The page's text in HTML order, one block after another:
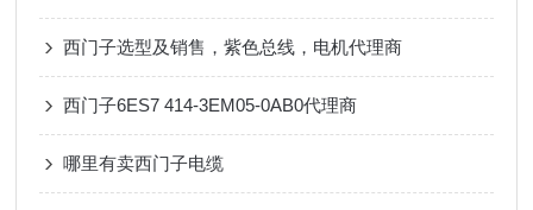
西门子选型及销售，紫色总线，电机代理商
西门子6ES7 414-3EM05-0AB0代理商
哪里有卖西门子电缆